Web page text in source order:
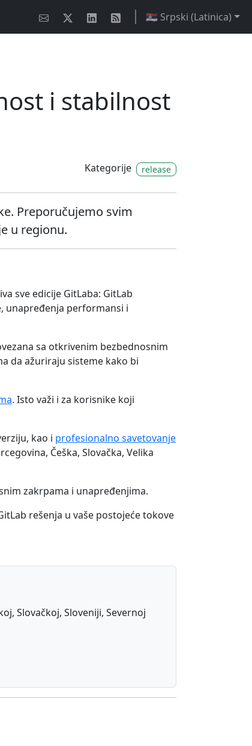
🇷🇸 Srpski (Latinica)
i stabilnost
Kategorije release
Preporučujemo svim
u regionu.
sve edicije GitLaba: GitLab
unapređenja performansi i
sa otkrivenim bezbednosnim
da ažuriraju sisteme kako bi
. Isto važi i za korisnike koji
kao i profesionalno savetovanje
Češka, Slovačka, Velika
zakrpama i unapređenjima.
rešenja u vaše postojeće tokove
Slovačkoj, Sloveniji, Severnoj